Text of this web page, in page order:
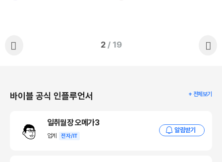
2/ 19
바이블 공식 인플루언서 + 전체보기
일취월장 오메가3
업계 전자/IT
알림받기